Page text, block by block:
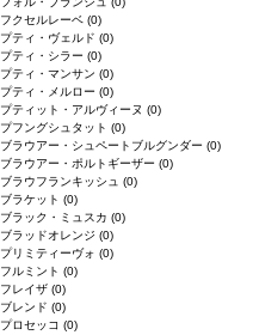
フクセルレーベ (0)
プティ・ヴェルド (0)
プティ・シラー (0)
プティ・マンサン (0)
プティ・メルロー (0)
プティット・アルヴィーヌ (0)
プフングシュタット (0)
ブラウアー・シュペートブルグンダー (0)
ブラウアー・ポルトギーザー (0)
ブラウフランキッシュ (0)
ブラケット (0)
ブラック・ミュスカ (0)
ブラッドオレンジ (0)
プリミティーヴォ (0)
フルミント (0)
フレイザ (0)
ブレンド (0)
プロセッコ (0)